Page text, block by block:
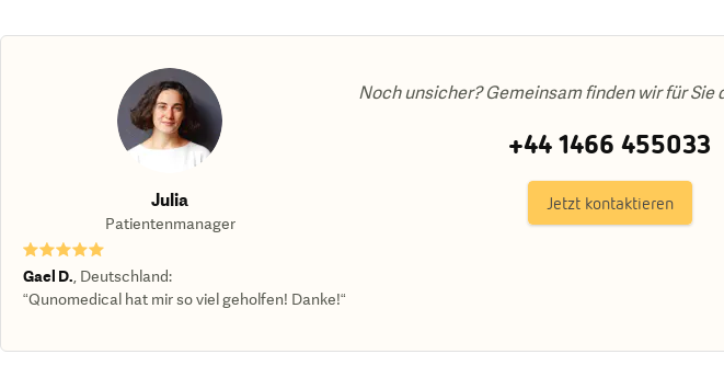
Julia
Patientenmanager
Noch unsicher? Gemeinsam finden wir für Sie
+44 1466 455033
Jetzt kontaktieren
★★★★★
Gael D. Deutschland:
“Qunomedical hat mir so viel geholfen! Danke!“